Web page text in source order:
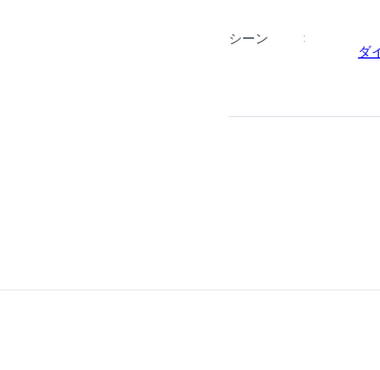
シーン
ダ